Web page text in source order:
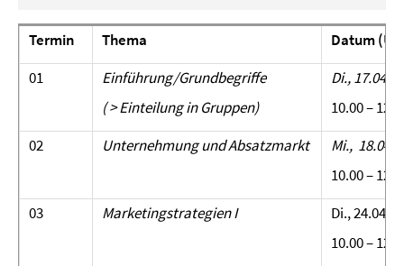
Termin Thema
Datum
01
Einführung/Grundbegriffe
( > Einteilung in Gruppen)
Di.,
10.00 –
02
Unternehmung und Absatzmarkt
Mi.,
10.00 –
03
Marketingstrategien I
Di.,
10.00 –